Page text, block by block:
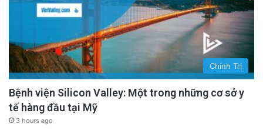
Chính Trị
Bệnh viện Silicon Valley: Một trong những cơ sở y
tế hàng đầu tại Mỹ
3 hours ago